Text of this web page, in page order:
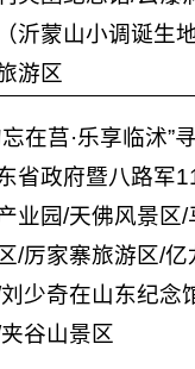
沂蒙山小调诞生
游区
忘在莒·乐享临沭”
省政府暨八路军
业园/天佛风景区
/厉家寨旅游区/
刘少奇在山东纪念
谷山景区